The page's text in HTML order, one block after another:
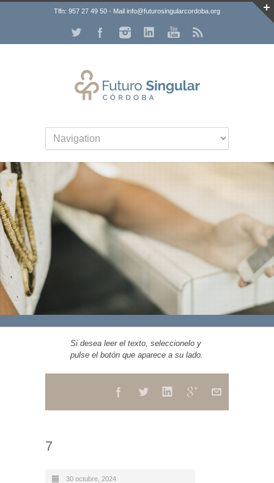
Tlfn: 957 27 49 50 - Mail info@futurosingularcordoba.org
Si desea leer el texto, seleccionelo y
pulse el botón que aparece a su lado.
7
30 octubre, 2024